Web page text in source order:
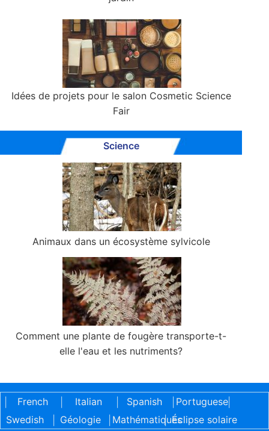
Idées de projets pour le salon Cosmetic Science
Fair
Science
Animaux dans un écosystème sylvicole
Comment une plante de fougère transporte-t-
elle l'eau et les nutriments?
French Italian Spanish Portuguese|
Swedish
Géologie Mathématiques
| Éclipse solaire